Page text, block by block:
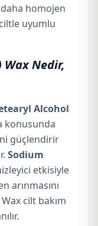
homojen
uyumlu
Nedir,
Alcohol
konusunda
güçlendirir
Sodium
etkisiyle
arınmasını
cilt bakım